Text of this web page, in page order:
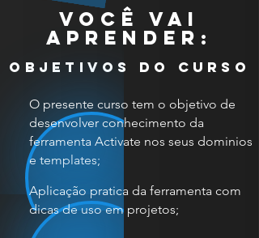
VOCÊ VAI
APRENDER:
objetivos do curso
O presente curso tem o objetivo de
desenvolver conhecimento da
ferramenta Activate nos seus dominios
e templates;
Aplicação pratica da ferramenta com
dicas de uso em projetos;